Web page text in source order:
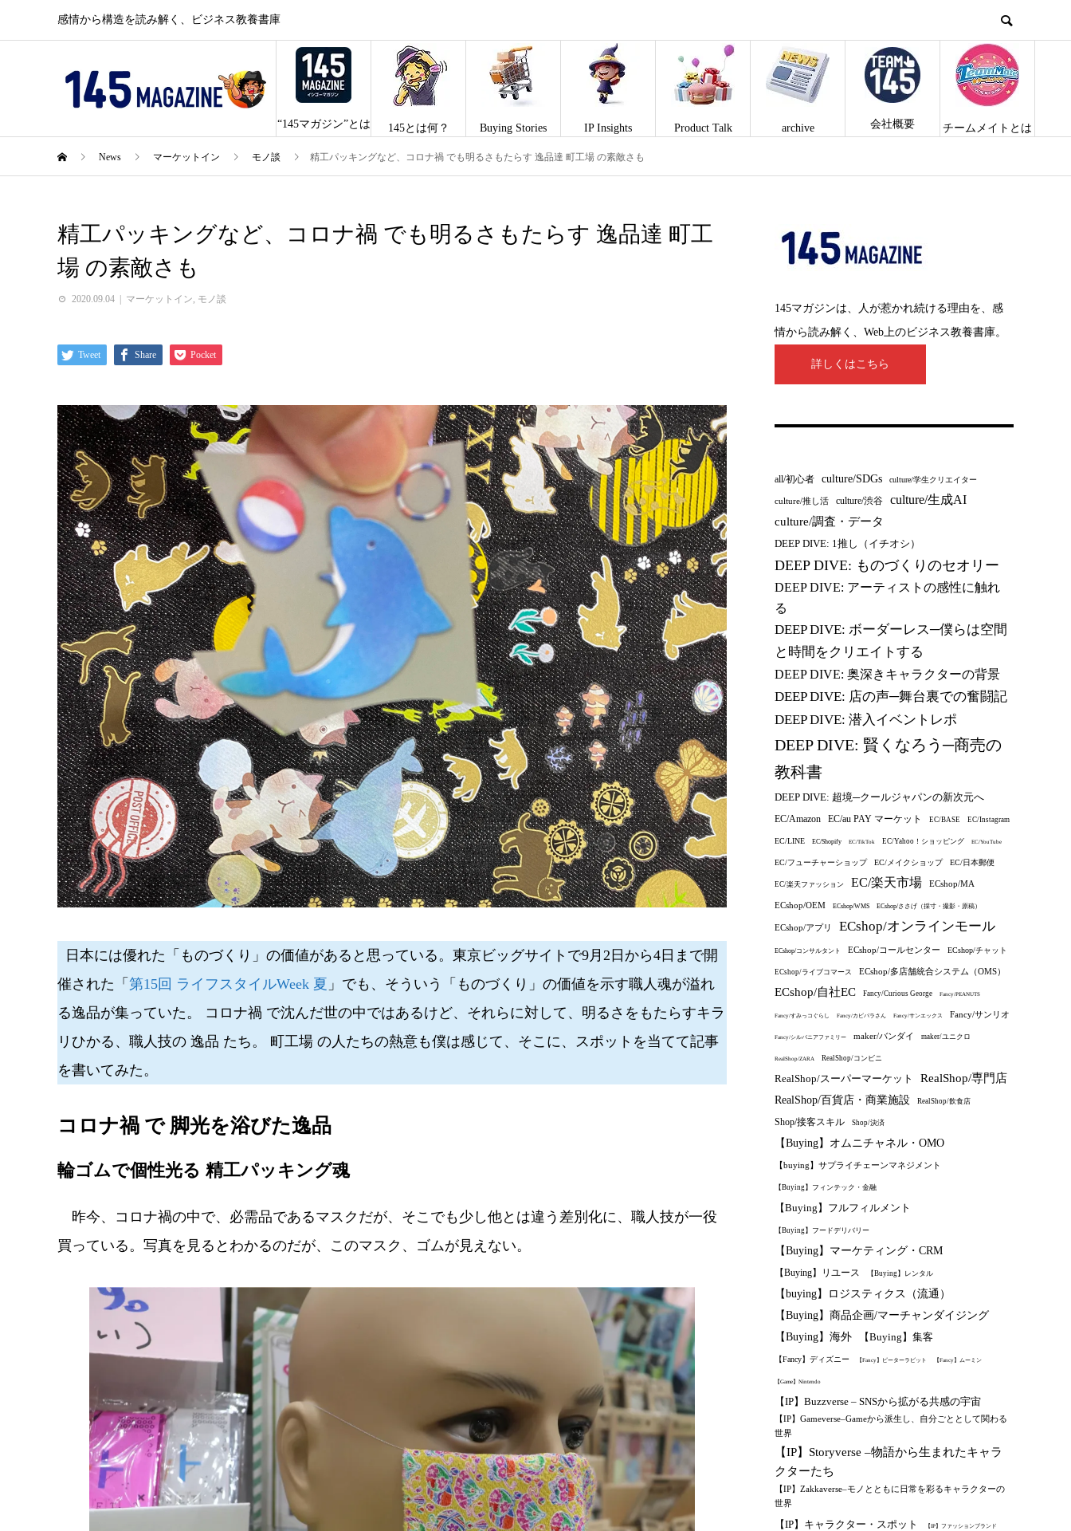
感情から構造を読み解く、ビジネス教養書庫
“145マガジン”とは 145とは何？ Buying Stories IP Insights Product Talk archive 会社概要 チームメイトとは
News マーケットイン モノ談 精工パッキングなど、コロナ禍 でも明るさもたらす 逸品達 町工場 の素敵さも
精工パッキングなど、コロナ禍 でも明るさもたらす 逸品達 町工
場 の素敵さも
2020.09.04 マーケットイン, モノ談
Tweet Share Pocket
日本には優れた「ものづくり」の価値があると思っている。東京ビッグサイトで9月2日から4日まで開
催された「 第15回 ライフスタイルWeek 夏 」でも、そういう「ものづくり」の価値を示す職人魂が溢れ
る逸品が集っていた。 コロナ禍 で沈んだ世の中ではあるけど、それらに対して、明るさをもたらすキラ
リひかる、職人技の 逸品 たち。 町工場 の人たちの熱意も僕は感じて、そこに、スポットを当てて記事
を書いてみた。
コロナ禍 で 脚光を浴びた逸品
輪ゴムで個性光る 精工パッキング魂
昨今、コロナ禍の中で、必需品であるマスクだが、そこでも少し他とは違う差別化に、職人技が一役
買っている。写真を見るとわかるのだが、このマスク、ゴムが見えない。
145マガジンは、人が惹かれ続ける理由を、感
情から読み解く、Web上のビジネス教養書庫。
詳しくはこちら
all/初心者 culture/SDGs culture/学生クリエイター
culture/推し活 culture/渋谷 culture/生成AI
culture/調査・データ
DEEP DIVE: 1推し（イチオシ）
DEEP DIVE: ものづくりのセオリー
DEEP DIVE: アーティストの感性に触れ
る
DEEP DIVE: ボーダーレス─僕らは空間
と時間をクリエイトする
DEEP DIVE: 奥深きキャラクターの背景
DEEP DIVE: 店の声─舞台裏での奮闘記
DEEP DIVE: 潜入イベントレポ
DEEP DIVE: 賢くなろう─商売の
教科書
DEEP DIVE: 超境─クールジャパンの新次元へ
EC/Amazon EC/au PAY マーケット EC/BASE EC/Instagram
EC/LINE EC/Shopify EC/TikTok EC/Yahoo！ショッピング EC/YouTube
EC/フューチャーショップ EC/メイクショップ EC/日本郵便
EC/楽天ファッション EC/楽天市場 ECshop/MA
ECshop/OEM ECshop/WMS ECshop/ささげ（採寸・撮影・原稿）
ECshop/アプリ ECshop/オンラインモール
ECshop/コンサルタント ECshop/コールセンター ECshop/チャット
ECshop/ライブコマース ECshop/多店舗統合システム（OMS）
ECshop/自社EC Fancy/Curious George Fancy/PEANUTS
Fancy/すみっコぐらし Fancy/カピバラさん Fancy/サンエックス Fancy/サンリオ
Fancy/シルバニアファミリー maker/バンダイ maker/ユニクロ
RealShop/ZARA RealShop/コンビニ
RealShop/スーパーマーケット RealShop/専門店
RealShop/百貨店・商業施設 RealShop/飲食店
Shop/接客スキル Shop/決済
【Buying】オムニチャネル・OMO
【buying】サプライチェーンマネジメント
【Buying】フィンテック・金融
【Buying】フルフィルメント
【Buying】フードデリバリー
【Buying】マーケティング・CRM
【Buying】リユース 【Buying】レンタル
【buying】ロジスティクス（流通）
【Buying】商品企画/マーチャンダイジング
【Buying】海外
【Buying】集客
【Fancy】ディズニー 【Fancy】ピーターラビット 【Fancy】ムーミン
【Game】Nintendo
【IP】Buzzverse – SNSから拡がる共感の宇宙
【IP】Gameverse–Gameから派生し、自分ごととして関わる
世界
【IP】Storyverse –物語から生まれたキャラ
クターたち
【IP】Zakkaverse–モノとともに日常を彩るキャラクターの
世界
【IP】キャラクター・スポット 【IP】ファッションブランド